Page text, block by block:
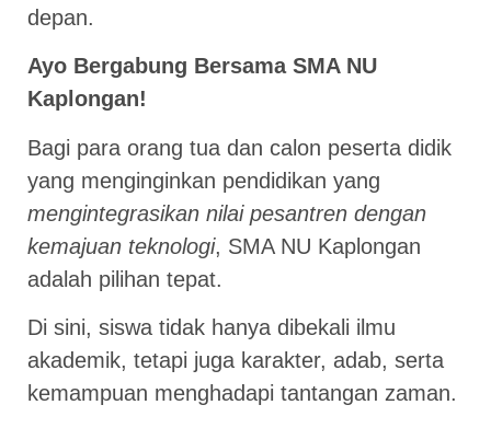
depan.
Ayo Bergabung Bersama SMA NU
Kaplongan!
Bagi para orang tua dan calon peserta didik
yang menginginkan pendidikan yang
mengintegrasikan nilai pesantren dengan
kemajuan teknologi, SMA NU Kaplongan
adalah pilihan tepat.
Di sini, siswa tidak hanya dibekali ilmu
akademik, tetapi juga karakter, adab, serta
kemampuan menghadapi tantangan zaman.